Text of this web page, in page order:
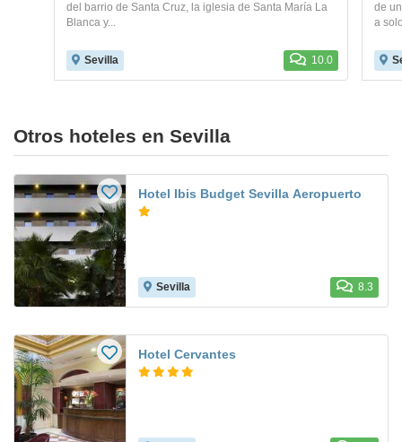
del barrio de Santa Cruz, la iglesia de Santa María La
Blanca y...
Sevilla 10.0
de
a
Otros hoteles en Sevilla
Hotel Ibis Budget Sevilla Aeropuerto
Sevilla 8.3
Hotel Cervantes